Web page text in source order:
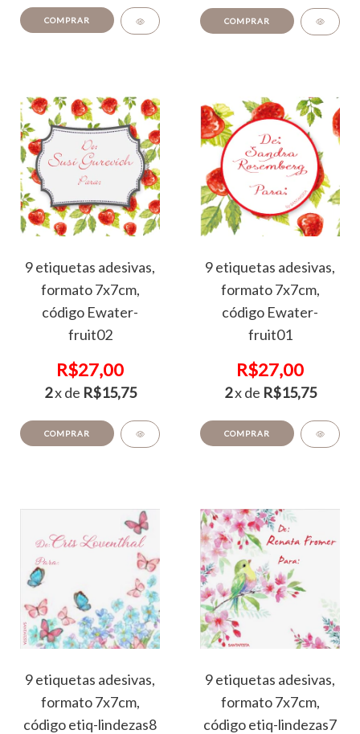
COMPRAR COMPRAR
9 etiquetas adesivas,
formato 7x7cm,
código Ewater-
fruit02
R$27,00
2x de R$15,75
COMPRAR
9 etiquetas adesivas,
formato 7x7cm,
código Ewater-
fruit01
R$27,00
2x de R$15,75
COMPRAR
9 etiquetas adesivas,
formato 7x7cm,
código etiq-lindezas8
9 etiquetas adesivas,
formato 7x7cm,
código etiq-lindezas7